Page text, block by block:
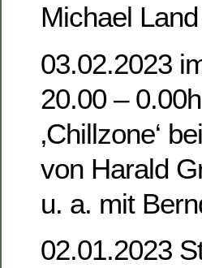
Michael
03.02.2023
20.00 – 0.00h
‚Chillzone‘
von Harald
u. a. mit
02.01.2023